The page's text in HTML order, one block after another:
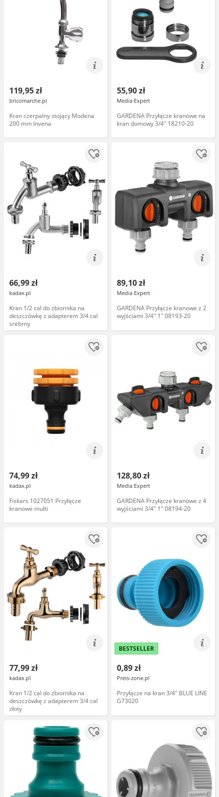
119,95 zł
bricomarche.pl
Kran czerpalny stojący Modena
200 mm Invena
55,90 zł
Media Expert
GARDENA Przyłącze kranowe na
kran domowy 3/4" 18210-20
66,99 zł
kadax.pl
Kran 1/2 cal do zbiornika na
deszczówkę z adapterem 3/4 cal
srebrny
89,10 zł
Media Expert
GARDENA Przyłącze kranowe z 2
wyjściami 3/4" 1" 08193-20
74,99 zł
kadax.pl
Fiskars 1027051 Przyłącze
kranowe multi
128,80 zł
Media Expert
GARDENA Przyłącze kranowe z 4
wyjściami 3/4" 1" 08194-20
77,99 zł
kadax.pl
Kran 1/2 cal do zbiornika na
deszczówkę z adapterem 3/4 cal
złoty
BESTSELLER
0,89 zł
Preis-zone.pl
Przyłącze na kran 3/4" BLUE LINE
G73020